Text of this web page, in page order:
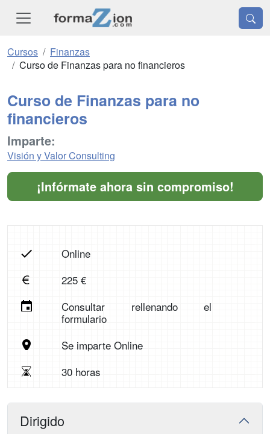
Cursos
Finanzas
Curso de Finanzas para no financieros
Curso de Finanzas para no
financieros
Imparte:
Visión y Valor Consulting
¡Infórmate ahora sin compromiso!
Online
225 €
Consultar rellenando el
formulario
Se imparte Online
30 horas
Dirigido